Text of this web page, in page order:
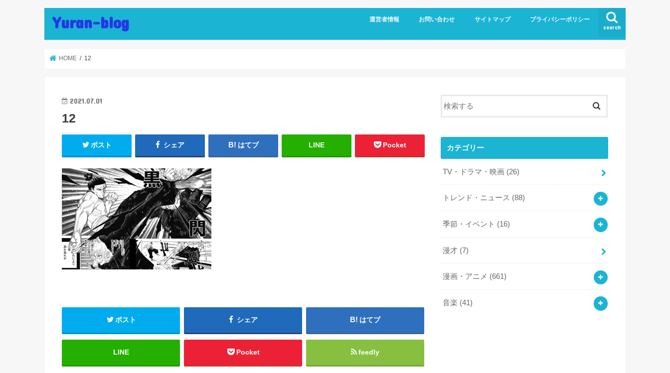
Yuran-blog search
運営者情報 お問い合わせ サイトマップ プライバシーポリシー
HOME 12
2021.07.01
12
ポスト シェア はてブ LINE Pocket
ポスト シェア はてブ
LINE Pocket feedly
カテゴリー
TV・ドラマ・映画 (26)
トレンド・ニュース (88)
季節・イベント (16)
漫才 (7)
漫画・アニメ (661)
音楽 (41)